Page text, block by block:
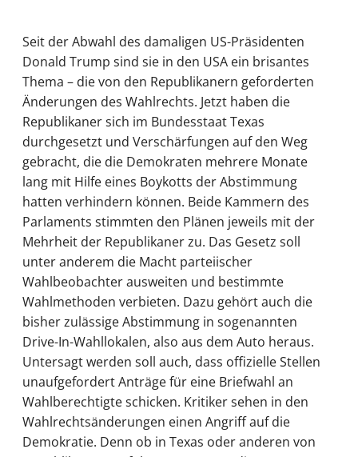
Seit der Abwahl des damaligen US-Präsidenten
Donald Trump sind sie in den USA ein brisantes
Thema – die von den Republikanern geforderten
Änderungen des Wahlrechts. Jetzt haben die
Republikaner sich im Bundesstaat Texas
durchgesetzt und Verschärfungen auf den Weg
gebracht, die die Demokraten mehrere Monate
lang mit Hilfe eines Boykotts der Abstimmung
hatten verhindern können. Beide Kammern des
Parlaments stimmten den Plänen jeweils mit der
Mehrheit der Republikaner zu. Das Gesetz soll
unter anderem die Macht parteiischer
Wahlbeobachter ausweiten und bestimmte
Wahlmethoden verbieten. Dazu gehört auch die
bisher zulässige Abstimmung in sogenannten
Drive-In-Wahllokalen, also aus dem Auto heraus.
Untersagt werden soll auch, dass offizielle Stellen
unaufgefordert Anträge für eine Briefwahl an
Wahlberechtigte schicken. Kritiker sehen in den
Wahlrechtsänderungen einen Angriff auf die
Demokratie. Denn ob in Texas oder anderen von